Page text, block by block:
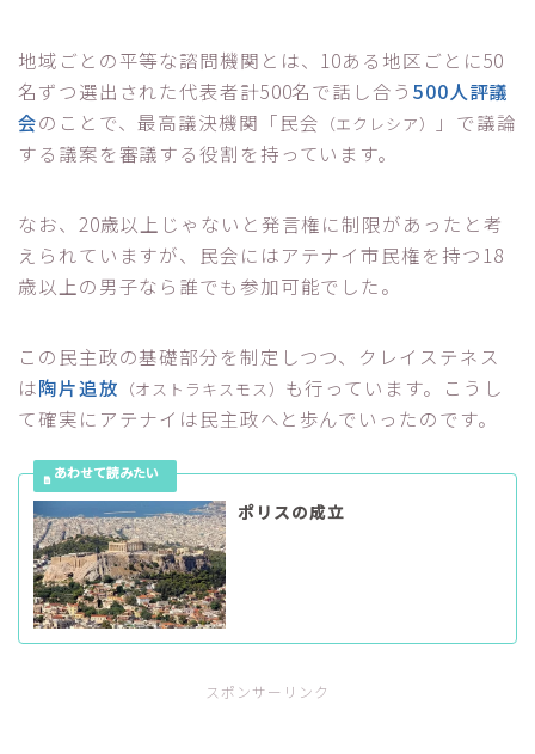
地域ごとの平等な諮問機関とは、10ある地区ごとに50
名ずつ選出された代表者計500名で話し合う 500人評議
会のことで、最高議決機関「民会 （エクレシア）
」で議論
する議案を審議する役割を持っています。
なお、20歳以上じゃないと発言権に制限があったと考
えられていますが、民会にはアテナイ市民権を持つ18
歳以上の男子なら誰でも参加可能でした。
この民主政の基礎部分を制定しつつ、クレイステネス
は陶片追放 （オストラキスモス） も行っています。こうし
て確実にアテナイは民主政へと歩んでいったのです。
ポリスの成立
スポンサーリンク